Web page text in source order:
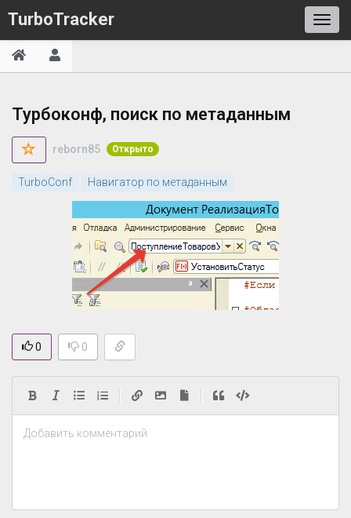
TurboTracker
Турбоконф, поиск по метаданным
reborn85 Открыто
TurboConf Навигатор по метаданным
0 0
Добавить комментарий